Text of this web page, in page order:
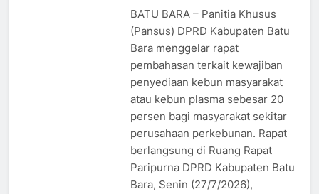
BATU BARA – Panitia Khusus
(Pansus) DPRD Kabupaten Batu
Bara menggelar rapat
pembahasan terkait kewajiban
penyediaan kebun masyarakat
atau kebun plasma sebesar 20
persen bagi masyarakat sekitar
perusahaan perkebunan. Rapat
berlangsung di Ruang Rapat
Paripurna DPRD Kabupaten Batu
Bara, Senin (27/7/2026),